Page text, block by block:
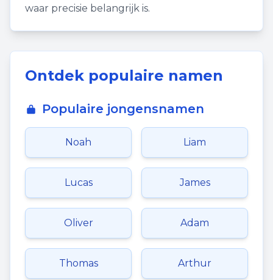
waar precisie belangrijk is.
Ontdek populaire namen
Populaire jongensnamen
Noah Liam
Lucas James
Oliver Adam
Thomas Arthur